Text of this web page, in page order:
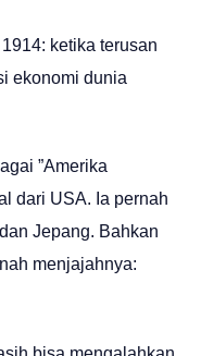
ketika terusan
ekonomi dunia
”Amerika
dari USA. Ia pernah
Jepang. Bahkan
menjajahnya: